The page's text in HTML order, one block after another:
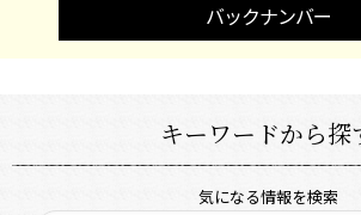
バックナンバー
キーワードから探
気になる情報を検索